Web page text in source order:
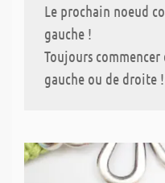
Le prochain noeud
gauche !
Toujours
gauche ou de droite !